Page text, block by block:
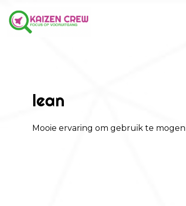
lean
Mooie ervaring om gebruik te